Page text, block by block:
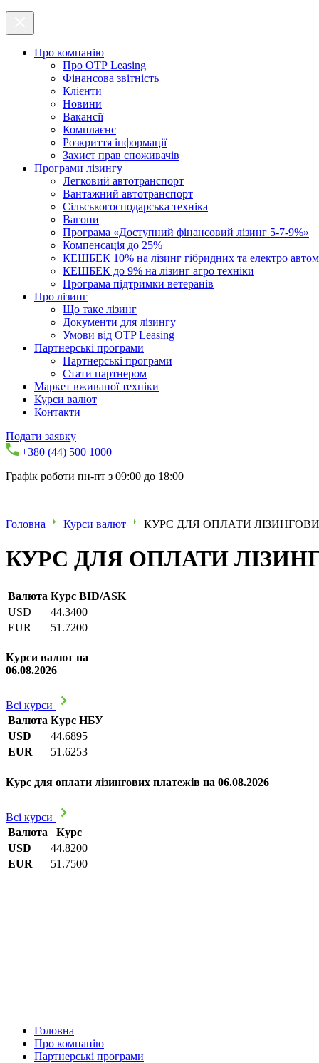
Про компанію
Про ОТР Leasing
Фінансова звітність
Клієнти
Новини
Вакансії
Комплаєнс
Розкриття інформації
Захист прав споживачів
Програми лізингу
Легковий автотранспорт
Вантажний автотранспорт
Cільськогосподарська техніка
Вагони
Програма «Доступний фінансовий лізинг 5-7-9%»
Компенсація до 25%
КЕШБЕК 10% на лізинг гібридних та електро
КЕШБЕК до 9% на лізинг агро техніки
Програма підтримки ветеранів
Про лізинг
Що таке лізинг
Документи для лізингу
Умови від OTP Leasing
Партнерські програми
Партнерські програми
Стати партнером
Маркет вживаної техніки
Курси валют
Контакти
Подати заявку
+380 (44) 500 1000
Графік роботи пн-пт з 09:00 до 18:00
Головна Курси валют КУРС ДЛЯ ОПЛАТИ
КУРС ДЛЯ ОПЛАТИ
Валюта Курс BID/ASK
USD
44.3400
EUR
51.7200
Курси валют на
06.08.2026
Всі курси
Валюта Курс НБУ
USD
44.6895
EUR
51.6253
Курс для оплати лізингових платежів на 06.08.2026
Всі курси
Валюта
Курс
USD
44.8200
EUR
51.7500
Головна
Про компанію
Партнерські програми